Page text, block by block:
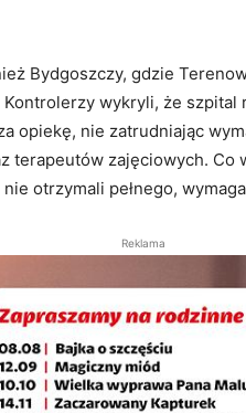
Bydgoszczy, gdzie
Kontrolerzy wykryli, że
opiekę, nie zatrudniając
terapeutów zajęciowych. Co
otrzymali pełnego,
Reklama